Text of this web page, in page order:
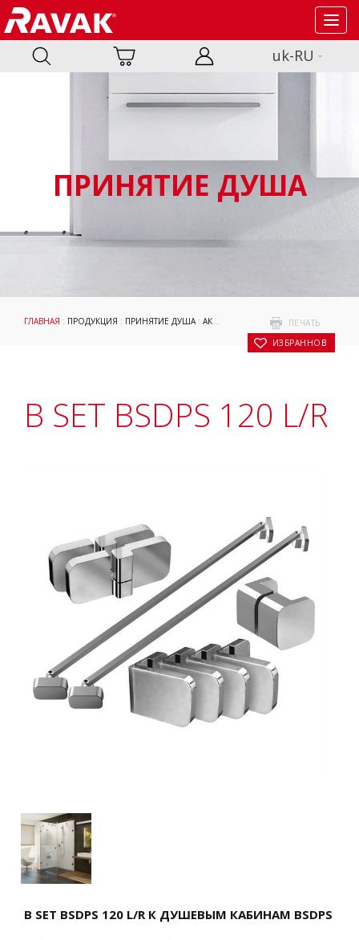
uk-RU
ПРИНЯТИЕ ДУША
ПЕЧАТЬ
В ИЗБРАННОЕ
ГЛАВНАЯ : ПРОДУКЦИЯ : ПРИНЯТИЕ ДУША: АКСЕССУАРЫ B SETY И W SETY
B SET BSDPS 120 L/R
B SET BSDPS 120 L/R К ДУШЕВЫМ КАБИНАМ BSDPS